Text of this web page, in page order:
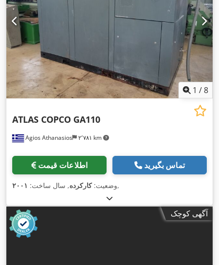
1 /8
Agios Athanasios ۲٬۷۸۱ km
ATLAS COPCO GA110
اطلاعات قیمت تماس بگیرید
وضعیت:کارکرده, سال ساخت: ۲۰۰۱ ,
آگهی کوچک